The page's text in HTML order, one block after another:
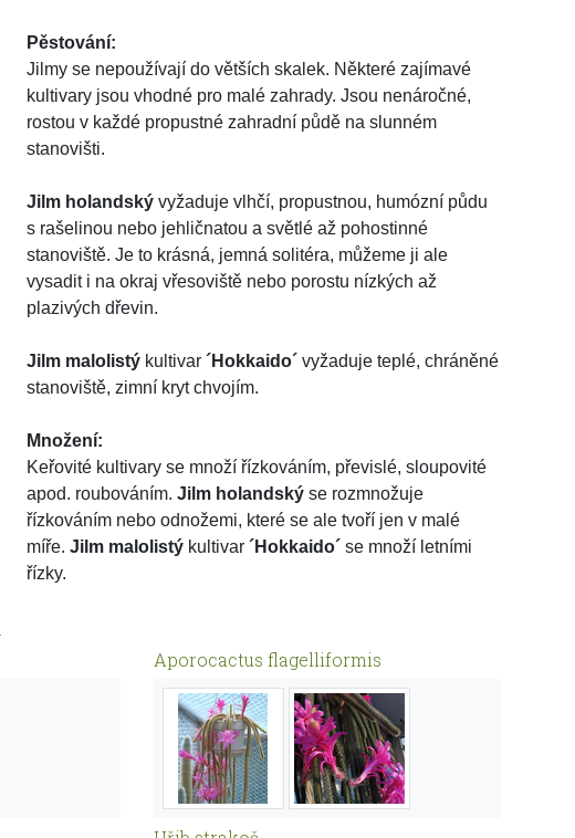
Pěstování:
Jilmy se nepoužívají do větších skalek. Některé zajímavé
kultivary jsou vhodné pro malé zahrady. Jsou nenáročné,
rostou v každé propustné zahradní půdě na slunném
stanovišti.
Jilm holandský vyžaduje vlhčí, propustnou, humózní půdu
s rašelinou nebo jehličnatou a světlé až pohostinné
stanoviště. Je to krásná, jemná solitéra, můžeme ji ale
vysadit i na okraj vřesoviště nebo porostu nízkých až
plazivých dřevin.
Jilm malolistý kultivar´Hokkaido´ vyžaduje teplé, chráněné
stanoviště, zimní kryt chvojím.
Množení:
Keřovité kultivary se množí řízkováním, převislé, sloupovité
apod. roubováním.Jilm holandský se rozmnožuje
řízkováním nebo odnožemi, které se ale tvoří jen v malé
míře.Jilm malolistý kultivar´Hokkaido´ se množí letními
řízky.
Aporocactus flagelliformis